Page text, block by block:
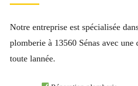
Notre entreprise est spécialisée
plomberie à 13560 Sénas avec
toute lannée.